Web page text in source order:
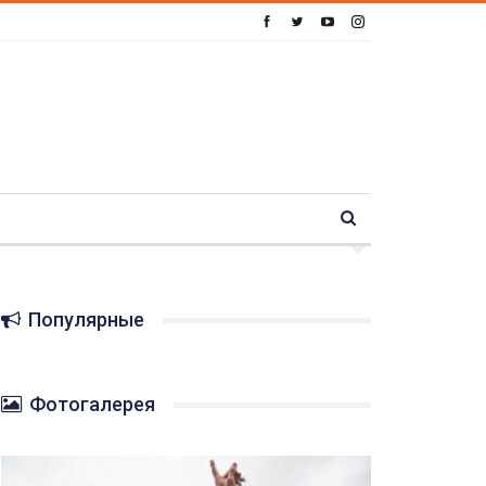
Популярные
Фотогалерея